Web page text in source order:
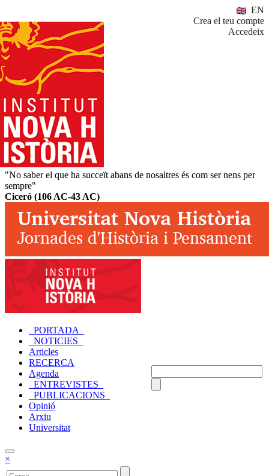
EN
Crea el teu compte
Accedeix
"No saber el que ha succeït abans de nosaltres és com ser nens per
sempre"
Ciceró (106 AC-43 AC)
_PORTADA_
_NOTICIES_
Articles
RECERCA
Agenda
_ENTREVISTES_
_PUBLICACIONS_
Opinió
Arxiu
Universitat
×